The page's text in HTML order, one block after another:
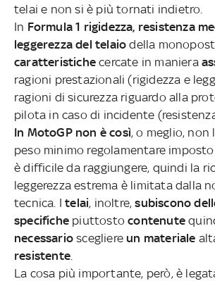
telai e non si è più tornati indietro.
In Formula 1 rigidezza, resistenza
leggerezza del telaio della
caratteristichecercate in maniera
ragioni prestazionali (rigidezza e
ragioni di sicurezza riguardo alla
pilota in caso di incidente
In MotoGP non è così, o meglio, non
peso minimo regolamentare
è difficile da raggiungere, quindi la
leggerezza estrema è limitata dalla
tecnica. Itelai, inoltre,subiscono
specifichepiuttostocontenute
necessarioscegliereun materiale
resistente.
La cosa più importante, però, è